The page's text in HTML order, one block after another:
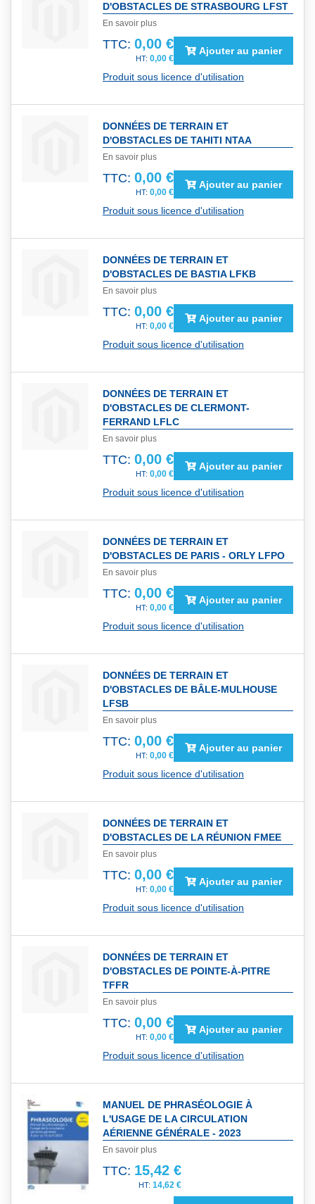
D'OBSTACLES DE STRASBOURG LFST
En savoir plus
TTC: 0,00 €
0,00 €
Ajouter au panier
Produit sous licence d'utilisation
DONNÉES DE TERRAIN ET
D'OBSTACLES DE TAHITI NTAA
En savoir plus
TTC: 0,00 €
0,00 €
Ajouter au panier
Produit sous licence d'utilisation
DONNÉES DE TERRAIN ET
D'OBSTACLES DE BASTIA LFKB
En savoir plus
TTC: 0,00 €
0,00 €
Ajouter au panier
Produit sous licence d'utilisation
DONNÉES DE TERRAIN ET
D'OBSTACLES DE CLERMONT-
FERRAND LFLC
En savoir plus
TTC: 0,00 €
0,00 €
Ajouter au panier
Produit sous licence d'utilisation
DONNÉES DE TERRAIN ET
D'OBSTACLES DE PARIS - ORLY LFPO
En savoir plus
TTC: 0,00 €
0,00 €
Ajouter au panier
Produit sous licence d'utilisation
DONNÉES DE TERRAIN ET
D'OBSTACLES DE BÂLE-MULHOUSE
LFSB
En savoir plus
TTC: 0,00 €
0,00 €
Ajouter au panier
Produit sous licence d'utilisation
DONNÉES DE TERRAIN ET
D'OBSTACLES DE LA RÉUNION FMEE
En savoir plus
TTC: 0,00 €
0,00 €
Ajouter au panier
Produit sous licence d'utilisation
DONNÉES DE TERRAIN ET
D'OBSTACLES DE POINTE-À-PITRE
TFFR
En savoir plus
TTC: 0,00 €
0,00 €
Ajouter au panier
Produit sous licence d'utilisation
MANUEL DE PHRASÉOLOGIE À
L'USAGE DE LA CIRCULATION
AÉRIENNE GÉNÉRALE - 2023
En savoir plus
TTC: 15,42 €
14,62 €